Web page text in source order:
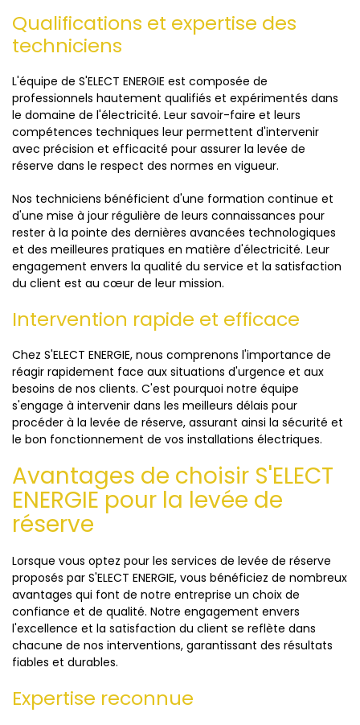
Qualifications et expertise des
techniciens
L'équipe de S'ELECT ENERGIE est composée de
professionnels hautement qualifiés et expérimentés dans
le domaine de l'électricité. Leur savoir-faire et leurs
compétences techniques leur permettent d'intervenir
avec précision et efficacité pour assurer la levée de
réserve dans le respect des normes en vigueur.
Nos techniciens bénéficient d'une formation continue et
d'une mise à jour régulière de leurs connaissances pour
rester à la pointe des dernières avancées technologiques
et des meilleures pratiques en matière d'électricité. Leur
engagement envers la qualité du service et la satisfaction
du client est au cœur de leur mission.
Intervention rapide et efficace
Chez S'ELECT ENERGIE, nous comprenons l'importance de
réagir rapidement face aux situations d'urgence et aux
besoins de nos clients. C'est pourquoi notre équipe
s'engage à intervenir dans les meilleurs délais pour
procéder à la levée de réserve, assurant ainsi la sécurité et
le bon fonctionnement de vos installations électriques.
Avantages de choisir S'ELECT
ENERGIE pour la levée de
réserve
Lorsque vous optez pour les services de levée de réserve
proposés par S'ELECT ENERGIE, vous bénéficiez de nombreux
avantages qui font de notre entreprise un choix de
confiance et de qualité. Notre engagement envers
l'excellence et la satisfaction du client se reflète dans
chacune de nos interventions, garantissant des résultats
fiables et durables.
Expertise reconnue